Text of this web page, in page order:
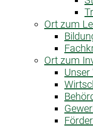
Ort zum
Ort zum